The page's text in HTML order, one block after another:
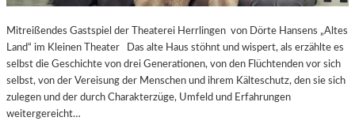
Mitreißendes Gastspiel der Theaterei Herrlingen von Dörte Hansens „Altes
Land“ im Kleinen Theater Das alte Haus stöhnt und wispert, als erzählte es
selbst die Geschichte von drei Generationen, von den Flüchtenden vor sich
selbst, von der Vereisung der Menschen und ihrem Kälteschutz, den sie sich
zulegen und der durch Charakterzüge, Umfeld und Erfahrungen
weitergereicht…